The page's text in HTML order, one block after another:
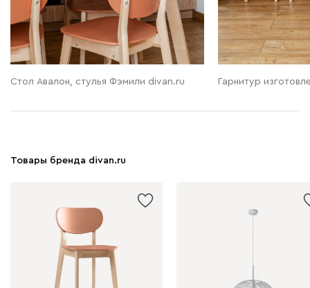
Стол Авалон, стулья Фэмили divan.ru Гарнитур
Товары бренда divan.ru